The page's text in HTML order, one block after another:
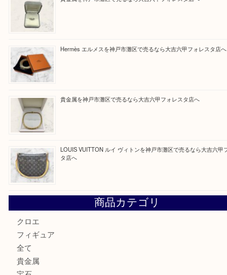
Facebook
Twitter
LOUIS VUITTON ルイ ヴィトンを神戸市灘区で売るなら大
タ店へ
貴金属を神戸市灘区で売るなら大吉六甲フォレスタ店へ